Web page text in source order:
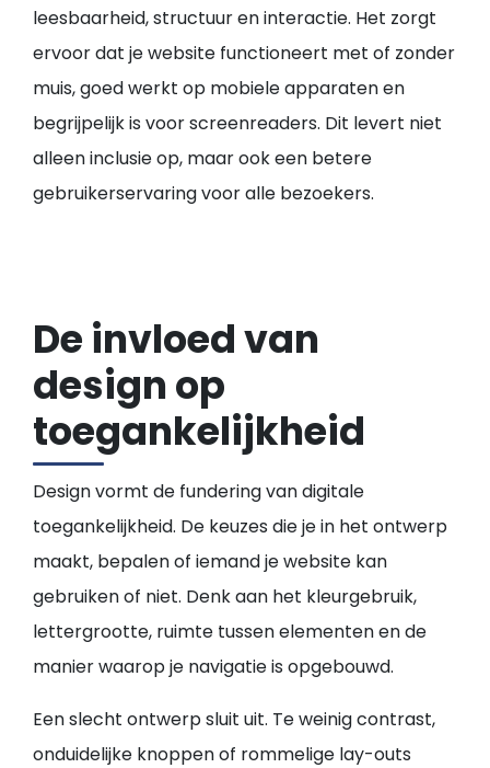
leesbaarheid, structuur en interactie. Het zorgt
ervoor dat je website functioneert met of zonder
muis, goed werkt op mobiele apparaten en
begrijpelijk is voor screenreaders. Dit levert niet
alleen inclusie op, maar ook een betere
gebruikerservaring voor alle bezoekers.
De invloed van
design op
toegankelijkheid
Design vormt de fundering van digitale
toegankelijkheid. De keuzes die je in het ontwerp
maakt, bepalen of iemand je website kan
gebruiken of niet. Denk aan het kleurgebruik,
lettergrootte, ruimte tussen elementen en de
manier waarop je navigatie is opgebouwd.
Een slecht ontwerp sluit uit. Te weinig contrast,
onduidelijke knoppen of rommelige lay-outs